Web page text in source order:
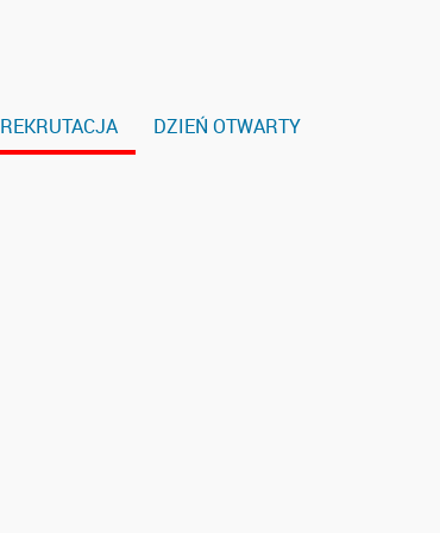
REKRUTACJA DZIEŃ OTWARTY